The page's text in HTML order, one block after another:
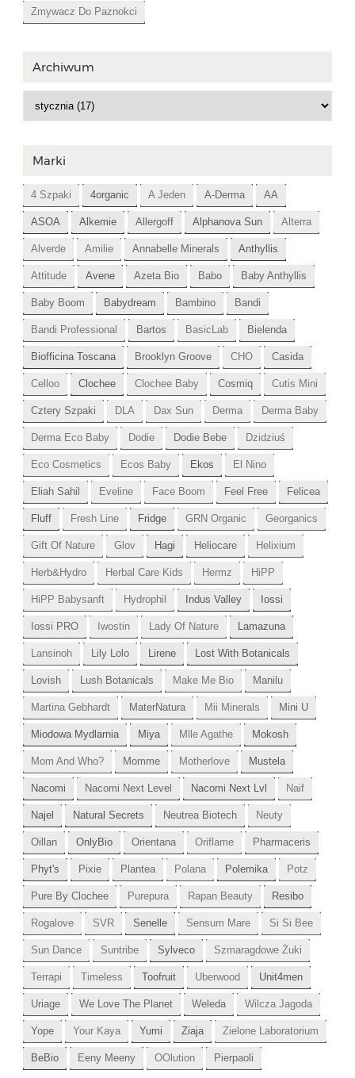
Zmywacz Do Paznokci
Archiwum
Marki
4 Szpaki 4organic A Jeden A-Derma AA
ASOA Alkemie Allergoff Alphanova Sun Alterra
Alverde Amilie Annabelle Minerals Anthyllis
Attitude Avene Azeta Bio Babo Baby Anthyllis
Baby Boom Babydream Bambino Bandi
Bandi Professional Bartos BasicLab Bielenda
Biofficina Toscana Brooklyn Groove CHO Casida
Celloo Clochee Clochee Baby Cosmiq Cutis Mini
Cztery Szpaki DLA Dax Sun Derma Derma Baby
Derma Eco Baby Dodie Dodie Bebe Dzidziuś
Eco Cosmetics Ecos Baby Ekos El Nino
Eliah Sahil Eveline Face Boom Feel Free Felicea
Fluff Fresh Line Fridge GRN Organic Georganics
Gift Of Nature Glov Hagi Heliocare Helixium
Herb&Hydro Herbal Care Kids Hermz HiPP
HiPP Babysanft Hydrophil Indus Valley Iossi
Iossi PRO Iwostin Lady Of Nature Lamazuna
Lansinoh Lily Lolo Lirene Lost With Botanicals
Lovish Lush Botanicals Make Me Bio Manilu
Martina Gebhardt MaterNatura Mii Minerals Mini U
Miodowa Mydlarnia Miya Mlle Agathe Mokosh
Mom And Who? Momme Motherlove Mustela
Nacomi Nacomi Next Level Nacomi Next Lvl Naif
Najel Natural Secrets Neutrea Biotech Neuty
Oillan OnlyBio Orientana Oriflame Pharmaceris
Phyt's Pixie Plantea Polana Polemika Potz
Pure By Clochee Purepura Rapan Beauty Resibo
Rogalove SVR Senelle Sensum Mare Si Si Bee
Sun Dance Suntribe Sylveco Szmaragdowe Żuki
Terrapi Timeless Toofruit Uberwood Unit4men
Uriage We Love The Planet Weleda Wilcza Jagoda
Yope Your Kaya Yumi Ziaja Zielone Laboratorium
BeBio Eeny Meeny OOlution Pierpaoli